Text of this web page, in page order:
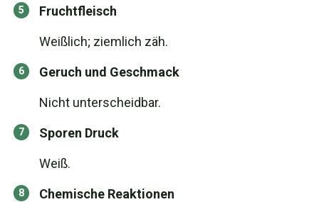
Fruchtfleisch
Weißlich; ziemlich zäh.
Geruch und Geschmack
Nicht unterscheidbar.
Sporen Druck
Weiß.
Chemische Reaktionen